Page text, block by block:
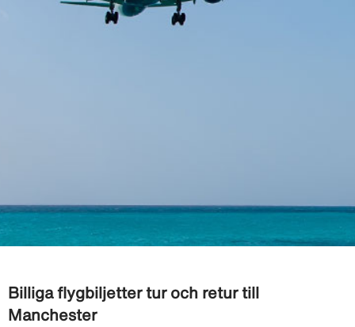
Billiga flygbiljetter tur och retur till
Manchester